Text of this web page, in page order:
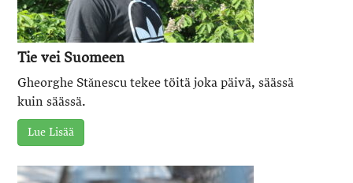
Tie vei Suomeen
Gheorghe Stănescu tekee töitä joka päivä, säässä
kuin säässä.
Lue Lisää